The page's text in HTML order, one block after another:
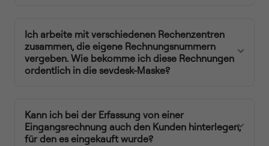
Ich arbeite mit verschiedenen Rechenzentren
zusammen, die eigene Rechnungsnummern
vergeben. Wie bekomme ich diese Rechnungen
ordentlich in die sevdesk-Maske?
Kann ich bei der Erfassung von einer
Eingangsrechnung auch den Kunden hinterlegen,
für den es eingekauft wurde?